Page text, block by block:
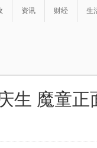
资讯 财经 生
生 魔童正